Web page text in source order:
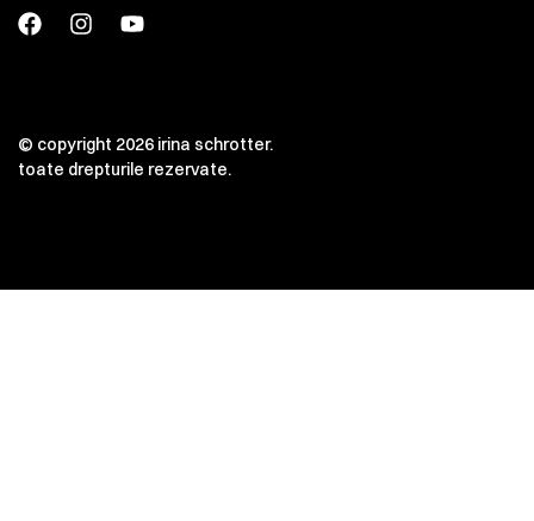
© copyright 2026 irina schrotter.
toate drepturile rezervate.